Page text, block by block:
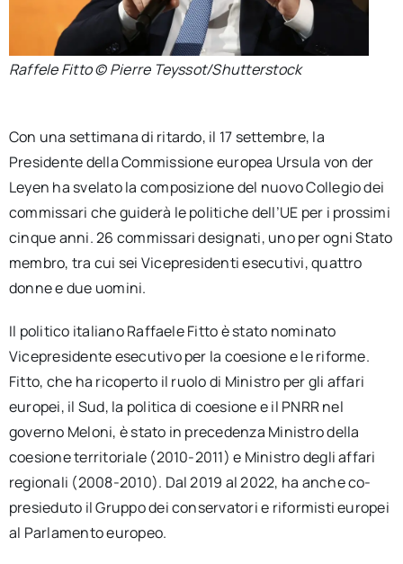
Raffele Fitto © Pierre Teyssot/Shutterstock
Con una settimana di ritardo, il 17 settembre, la
Presidente della Commissione europea Ursula von der
Leyen ha svelato la composizione del nuovo Collegio dei
commissari che guiderà le politiche dell’UE per i prossimi
cinque anni. 26 commissari designati, uno per ogni Stato
membro, tra cui sei Vicepresidenti esecutivi, quattro
donne e due uomini.
Il politico italiano Raffaele Fitto è stato nominato
Vicepresidente esecutivo per la coesione e le riforme.
Fitto, che ha ricoperto il ruolo di Ministro per gli affari
europei, il Sud, la politica di coesione e il PNRR nel
governo Meloni, è stato in precedenza Ministro della
coesione territoriale (2010-2011) e Ministro degli affari
regionali (2008-2010). Dal 2019 al 2022, ha anche co-
presieduto il Gruppo dei conservatori e riformisti europei
al Parlamento europeo.